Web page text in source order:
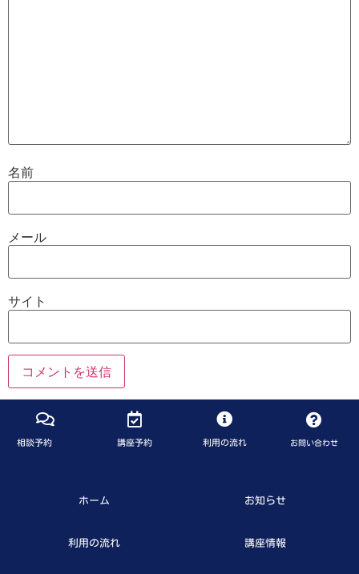
名前
メール
サイト
相談予約 講座予約 利用の流れ お問い合わせ
ホーム お知らせ
利用の流れ 講座情報